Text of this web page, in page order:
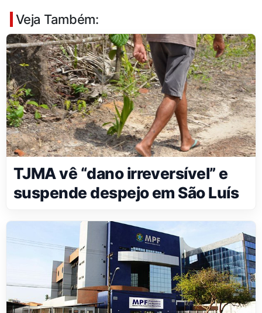
Veja Também:
TJMA vê “dano irreversível” e
suspende despejo em São Luís